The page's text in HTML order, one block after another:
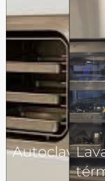
Autoclaves